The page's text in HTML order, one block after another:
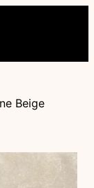
Beige